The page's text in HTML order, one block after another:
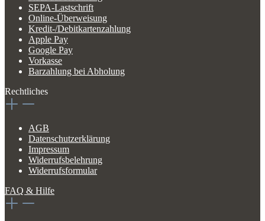
SEPA-Lastschrift
Online-Überweisung
Kredit-/Debitkartenzahlung
Apple Pay
Google Pay
Vorkasse
Barzahlung bei Abholung
Rechtliches
AGB
Datenschutzerklärung
Impressum
Widerrufsbelehrung
Widerrufsformular
FAQ & Hilfe